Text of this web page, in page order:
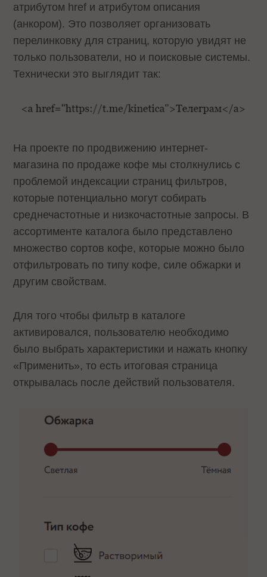
атрибутом href и атрибутом описания
(анкором). Это позволяет организовать
перелинковку для страниц, которую увидят не
только пользователи, но и поисковые системы.
Технически это выглядит так:
На проекте по продвижению интернет-
магазина по продаже кофе мы столкнулись с
проблемой индексации страниц фильтров,
которые потенциально могут собирать
среднечастотные и низкочастотные запросы. В
ассортименте каталога было представлено
множество сортов кофе, которые можно было
отфильтровать по типу кофе, силе обжарки и
другим свойствам.
Для того чтобы фильтр в каталоге
активировался, пользователю необходимо
было выбрать характеристики и нажать кнопку
«Применить», то есть итоговая страница
открывалась после действий пользователя.